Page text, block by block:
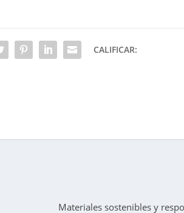
CALIFICAR:
Materiales sostenibles y